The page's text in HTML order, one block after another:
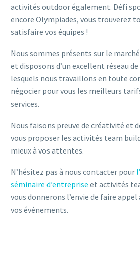
activités outdoor également. Défi
encore Olympiades, vous trouverez
satisfaire vos équipes !
Nous sommes présents sur le
et disposons d’un excellent réseau
lesquels nous travaillons en toute
négocier pour vous les meilleurs
services.
Nous faisons preuve de créativité et
vous proposer les activités team
mieux à vos attentes.
N’hésitez pas à nous contacter pour
séminaire d’entreprise et activités
vous donnerons l’envie de faire
vos événements.